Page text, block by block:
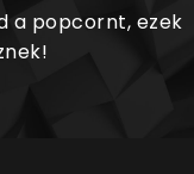
a popcornt, ezek